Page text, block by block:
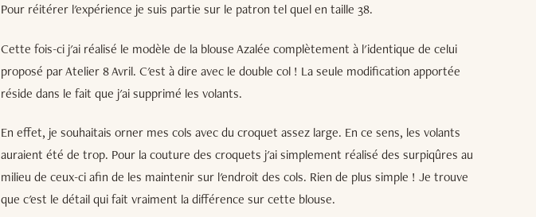
Pour réitérer l'expérience je suis partie sur le patron tel quel en taille 38.
Cette fois-ci j'ai réalisé le modèle de la blouse Azalée complètement à l'identique de celui
proposé par Atelier 8 Avril. C'est à dire avec le double col ! La seule modification apportée
réside dans le fait que j'ai supprimé les volants.
En effet, je souhaitais orner mes cols avec du croquet assez large. En ce sens, les volants
auraient été de trop. Pour la couture des croquets j'ai simplement réalisé des surpiqûres au
milieu de ceux-ci afin de les maintenir sur l'endroit des cols. Rien de plus simple ! Je trouve
que c'est le détail qui fait vraiment la différence sur cette blouse.